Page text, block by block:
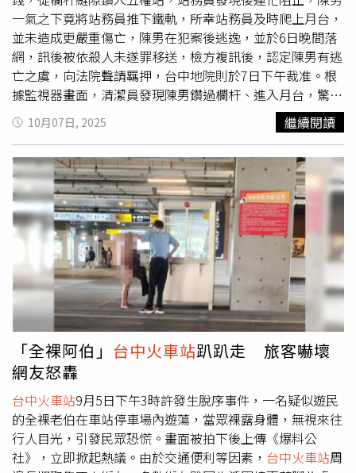
善。
一氣之下竟將站務員推下鐵軌，所幸站務員及時爬上月台，
並未造成更嚴重傷亡，陳男在犯案後逃逸，並於6日晚間落
網，訊後被依殺人未遂罪移送，檢方複訊後，認定陳男有逃
亡之虞，向法院聲請羈押，台中地院則於7日下午裁准。根
據監視器畫面，清潔員發現陳男鑽過欄杆、進入月台，驚覺
他形跡可疑，立即通知站務員，站務員上前制止，但陳男突
然情緒激動，雙手將站務員推下鐵軌。站務員沒有防備、重
重跌落，導致腳部骨折，而列車在時間內駛入月台，所幸站
務員及時爬上月台脫困，並未造成更大傷亡，陳男則在犯案
後逃逸，並於6日晚間被逮。而陳男平時居無定所，常在 台
中火車站附近徘徊，疑似長期逃票而「習慣成自然」，遭攔
查時情緒激動犯案，訊後被依殺人未遂罪移送地檢署，檢方
認定他有逃亡之虞，向法院聲請羈押，台中地院則於7日下
午裁准。
10月07日, 2025 繼續閱讀
「全裸阿伯」 台中火車站趴趴走 旅客嚇壞
網友怒轟
台中火車站9月5日下午3時許發生脫序事件，一名疑似遊民
的全裸老伯在車站停車場內遊蕩，當眾裸露身體，無視來往
行人目光，引發民眾恐慌。畫面被拍下後上傳《爆料公
社》，立即掀起熱議。由於交通便利等因素， 台中火車站周